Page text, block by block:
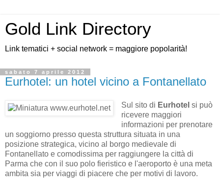
Gold Link Directory
Link tematici + social network = maggiore popolarità!
sabato 7 aprile 2012
Eurhotel: un hotel vicino a Fontanellato
Sul sito di Eurhotel si può
ricevere maggiori
informazioni per prenotare
un soggiorno presso questa struttura situata in una
posizione strategica, vicino al borgo medievale di
Fontanellato e comodissima per raggiungere la città di
Parma che con il suo polo fieristico e l'aeroporto è una meta
ambita sia per viaggi di piacere che per motivi di lavoro.